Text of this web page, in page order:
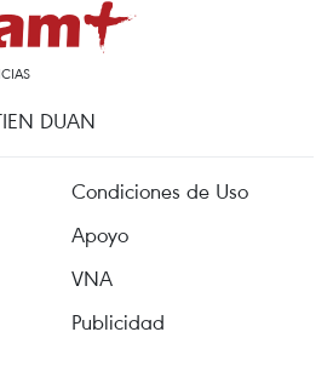
DUAN
Condiciones de Uso
Apoyo
VNA
Publicidad